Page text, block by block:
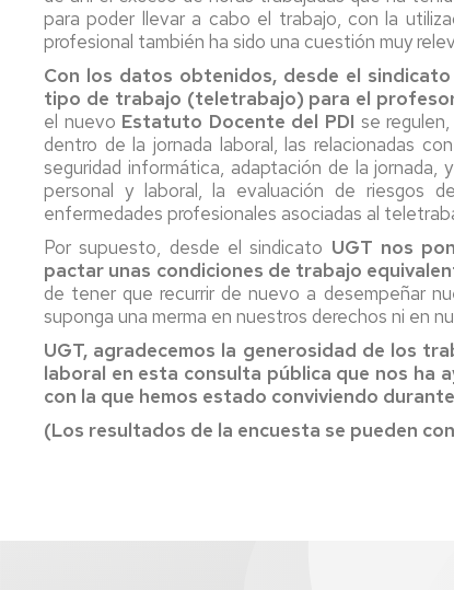
para poder llevar a cabo el trabajo, con la
profesional también ha sido una cuestión muy
Con los datos obtenidos, desde el
tipo de trabajo (teletrabajo) para el
el nuevo Estatuto Docente del PDI se
dentro de la jornada laboral, las relacionadas
seguridad informática, adaptación de la jornada,
personal y laboral, la evaluación de riesgos
enfermedades profesionales asociadas al
Por supuesto, desde el sindicato UGT nos
pactar unas condiciones de trabajo
de tener que recurrir de nuevo a desempeñar
suponga una merma en nuestros derechos ni en
UGT, agradecemos la generosidad de los
laboral en esta consulta pública que nos ha
con la que hemos estado conviviendo
(Los resultados de la encuesta se pueden